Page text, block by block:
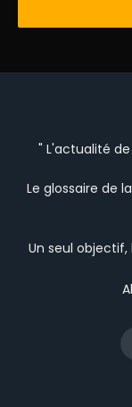
" L'actualité
Le glossaire de
Un seul